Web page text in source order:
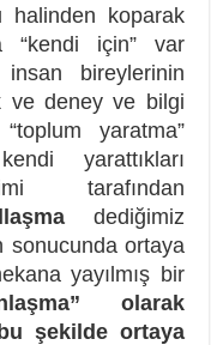
halinden koparak
“kendi için” var
bireylerinin
ve deney ve bilgi
yaratma”
yarattıkları
tarafından
dediğimiz
sonucunda ortaya
yayılmış bir
olarak
şekilde ortaya